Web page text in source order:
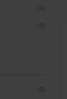
(4)
(11)
(3)